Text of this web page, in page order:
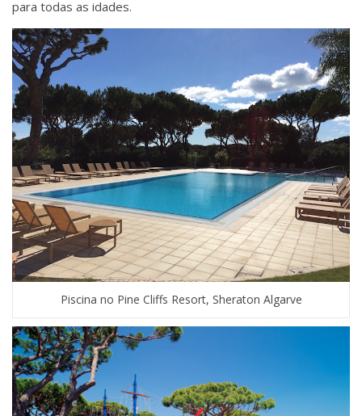
para todas as idades.
Piscina no Pine Cliffs Resort, Sheraton Algarve